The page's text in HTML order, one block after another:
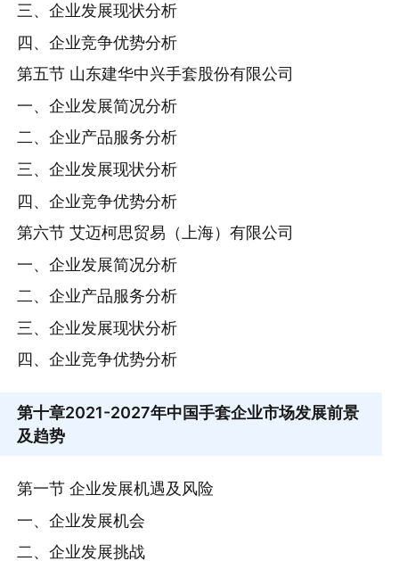
三、企业发展现状分析
四、企业竞争优势分析
第五节 山东建华中兴手套股份有限公司
一、企业发展简况分析
二、企业产品服务分析
三、企业发展现状分析
四、企业竞争优势分析
第六节 艾迈柯思贸易（上海）有限公司
一、企业发展简况分析
二、企业产品服务分析
三、企业发展现状分析
四、企业竞争优势分析
第十章2021-2027年中国手套企业市场发展前景
及趋势
第一节 企业发展机遇及风险
一、企业发展机会
二、企业发展挑战